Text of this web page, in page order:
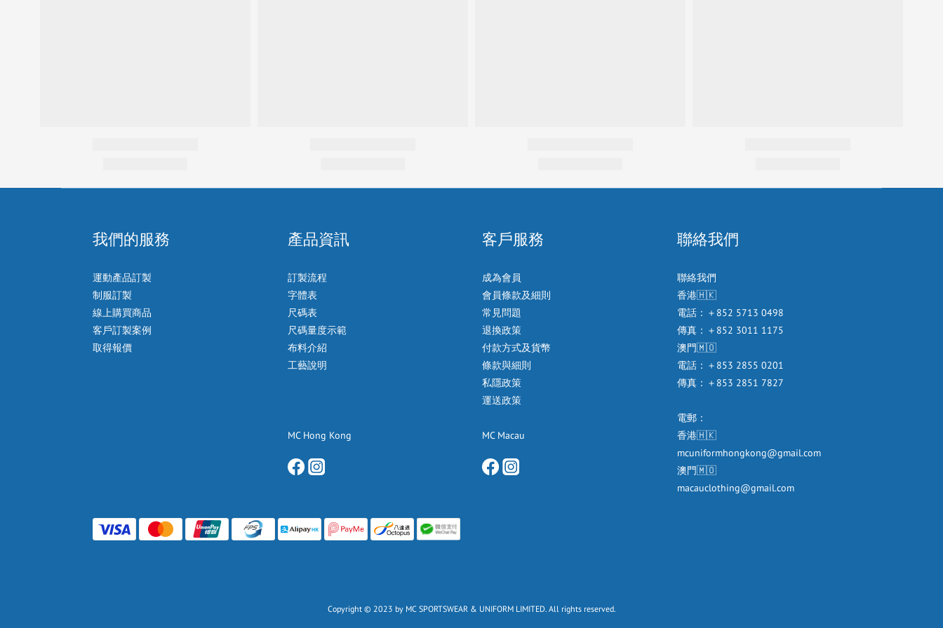
我們的服務
運動產品訂製
制服訂製
線上購買商品
客戶訂製案例
取得報價
產品資訊
訂製流程
字體表
尺碼表
尺碼量度示範
布料介紹
工藝說明
MC Hong Kong
客戶服務
成為會員
會員條款及細則
常見問題
退換政策
付款方式及貨幣
條款與細則
私隱政策
運送政策
MC Macau
聯絡我們
聯絡我們
香港🇭🇰
電話：＋852 5713 0498
傳真：＋852 3011 1175
澳門🇲🇴
電話：＋853 2855 0201
傳真：＋853 2851 7827
電郵：
香港🇭🇰
mcuniformhongkong@gmail.com
澳門🇲🇴
macauclothing@gmail.com
Copyright © 2023 by MC SPORTSWEAR & UNIFORM LIMITED. All rights reserved.